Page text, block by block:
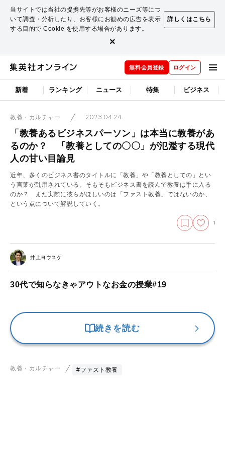
当サイトでは当社の提携先等がお客様のニーズ等につ
いて調査・分析したり、お客様にお勧めの広告を表示
する目的で Cookie を使用する場合があります。
詳しくはこちら
×
無料会員登録 ログイン
新着 ランキング ニュース 特集 ビジネス
教養・カルチャー 2023.04.24
「教養あるビジネスパーソン」は本当に教養があ
るのか？ 「教養としての〇〇」が氾濫する現代
人の甘い目論見
近年、多くのビジネス書のタイトルに「教養」や「教養としての」とい
う言葉が乱用されている。そもそもビジネス書を読んで教養は手に入る
のか？ また実際に彼らがほしいのは「ファスト教養」ではないのか、
という点について解説していく。
1
井上ヨウスケ
30代で知らなきゃアウトなお金の授業#19
続きを読む
教養・カルチャー #ファスト教養